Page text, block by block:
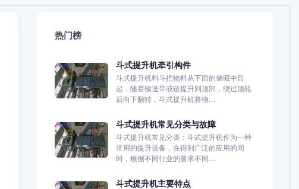
热门榜
斗式提升机牵引构件
斗式提升机料斗把物料从下面的储藏中舀
起，随着输送带或链提升到顶部，绕过顶轮
后向下翻转，斗式提升机将物...
斗式提升机常见分类与故障
斗式提升机常见分类：斗式提升机作为一种
常用的提升设备，在得到广泛的应用的同
时，根据不同行业的要求不同...
斗式提升机主要特点